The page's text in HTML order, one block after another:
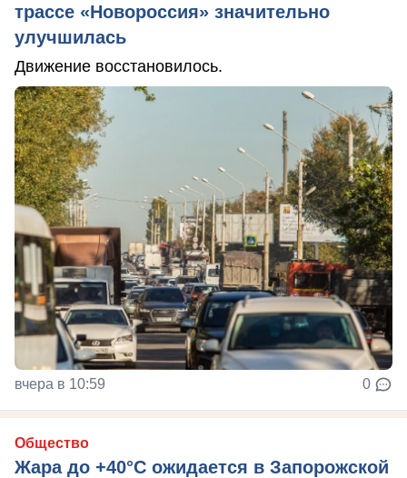
трассе «Новороссия» значительно
улучшилась
Движение восстановилось.
вчера в 10:59 0
Общество
Жара до +40°С ожидается в Запорожской